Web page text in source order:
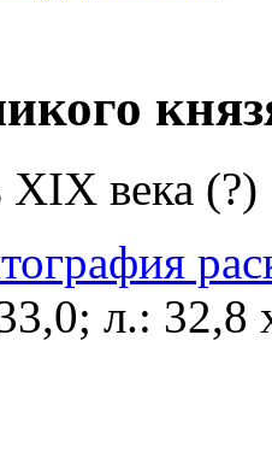
XIX века (?)
л.: 32,8